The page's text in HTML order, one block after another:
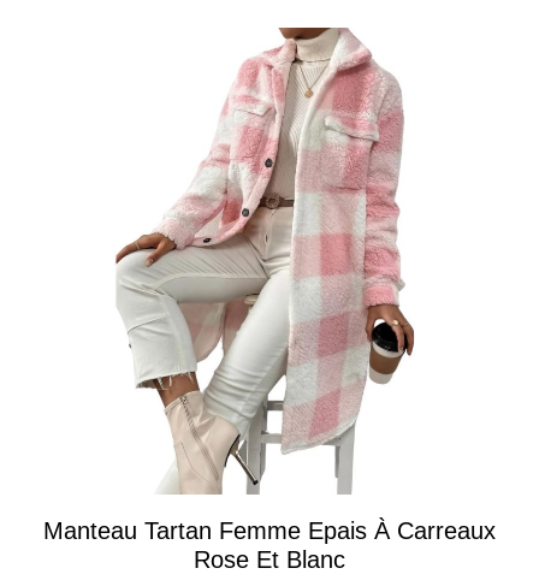
Manteau Tartan Femme Epais À Carreaux
Rose Et Blanc